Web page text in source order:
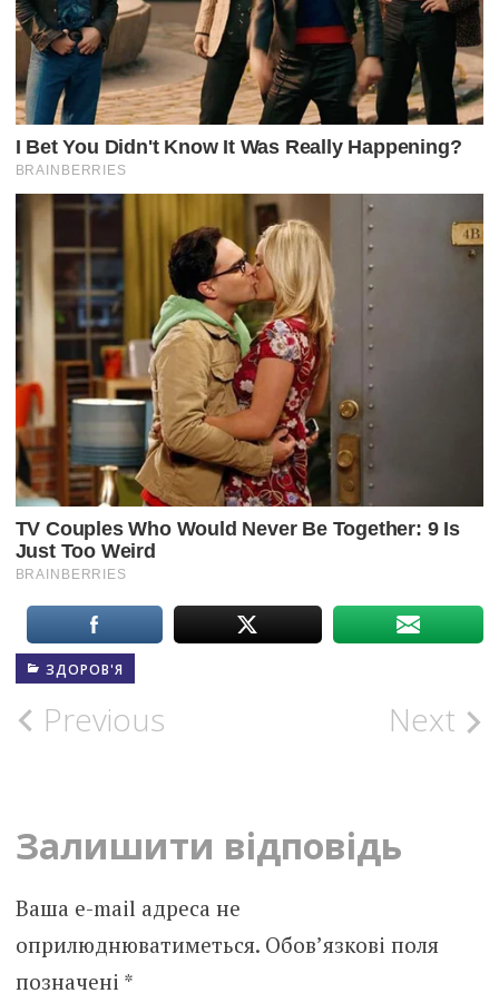
ЗДОРОВ'Я
Post
Previous Next
Залишити відповідь
Ваша e-mail адреса не
оприлюднюватиметься. Обов’язкові поля
позначені *